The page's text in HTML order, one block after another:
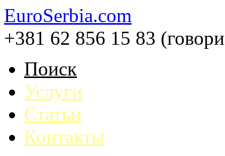
EuroSerbia.com
+381 62 856 15 83
Поиск
Услуги
Статьи
Контакты